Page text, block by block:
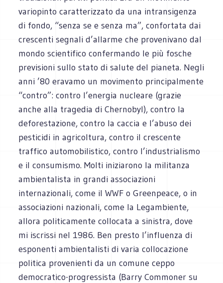
variopinto caratterizzato da una intransigenza
di fondo, “senza se e senza ma”, confortata dai
crescenti segnali d’allarme che provenivano dal
mondo scientifico confermando le più fosche
previsioni sullo stato di salute del pianeta. Negli
anni ’80 eravamo un movimento principalmente
“contro”: contro l’energia nucleare (grazie
anche alla tragedia di Chernobyl), contro la
deforestazione, contro la caccia e l’abuso dei
pesticidi in agricoltura, contro il crescente
traffico automobilistico, contro l’industrialismo
e il consumismo. Molti iniziarono la militanza
ambientalista in grandi associazioni
internazionali, come il WWF o Greenpeace, o in
associazioni nazionali, come la Legambiente,
allora politicamente collocata a sinistra, dove
mi iscrissi nel 1986. Ben presto l’influenza di
esponenti ambientalisti di varia collocazione
politica provenienti da un comune ceppo
democratico-progressista (Barry Commoner su